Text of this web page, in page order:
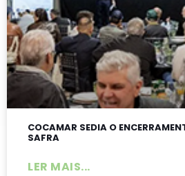
COCAMAR SEDIA O
SAFRA
LER MAIS...